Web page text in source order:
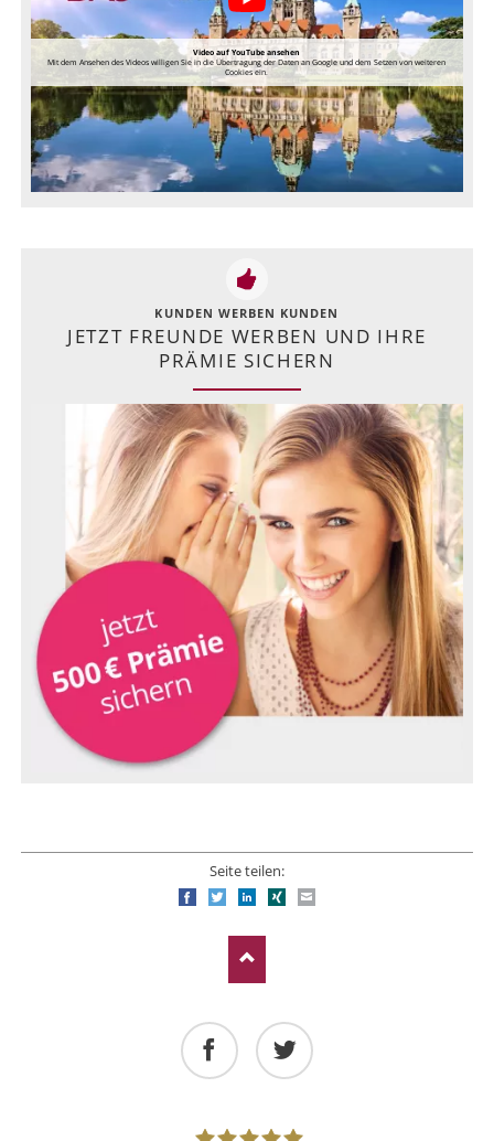
Video auf YouTube ansehen
Mit dem Ansehen des Videos willigen Sie in die Übertragung der Daten an Google und dem Setzen von weiteren
Cookies ein.
KUNDEN WERBEN KUNDEN
JETZT FREUNDE WERBEN UND IHRE
PRÄMIE SICHERN
Seite teilen:
FacebookTwitterLinkedIn
Xing